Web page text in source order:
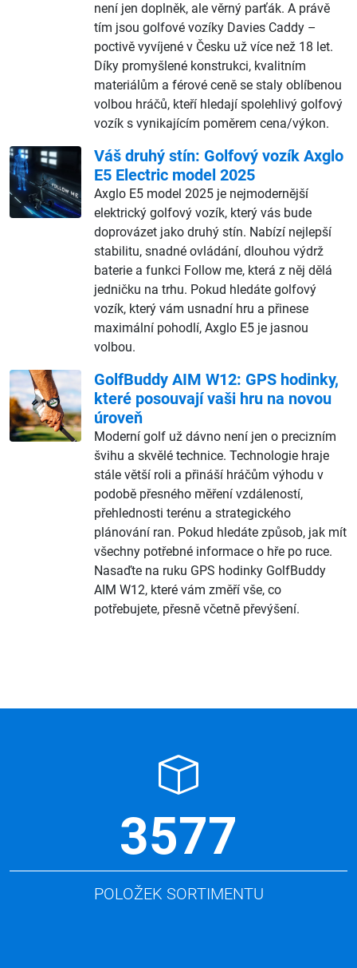
není jen doplněk, ale věrný parťák. A právě
tím jsou golfové vozíky Davies Caddy –
poctivě vyvíjené v Česku už více než 18 let.
Díky promyšlené konstrukci, kvalitním
materiálům a férové ceně se staly oblíbenou
volbou hráčů, kteří hledají spolehlivý golfový
vozík s vynikajícím poměrem cena/výkon.
Váš druhý stín: Golfový vozík Axglo
E5 Electric model 2025
Axglo E5 model 2025 je nejmodernější
elektrický golfový vozík, který vás bude
doprovázet jako druhý stín. Nabízí nejlepší
stabilitu, snadné ovládání, dlouhou výdrž
baterie a funkci Follow me, která z něj dělá
jedničku na trhu. Pokud hledáte golfový
vozík, který vám usnadní hru a přinese
maximální pohodlí, Axglo E5 je jasnou
volbou.
GolfBuddy AIM W12: GPS hodinky,
které posouvají vaši hru na novou
úroveň
Moderní golf už dávno není jen o precizním
švihu a skvělé technice. Technologie hraje
stále větší roli a přináší hráčům výhodu v
podobě přesného měření vzdáleností,
přehlednosti terénu a strategického
plánování ran. Pokud hledáte způsob, jak mít
všechny potřebné informace o hře po ruce.
Nasaďte na ruku GPS hodinky GolfBuddy
AIM W12, které vám změří vše, co
potřebujete, přesně včetně převýšení.
3577
POLOŽEK SORTIMENTU